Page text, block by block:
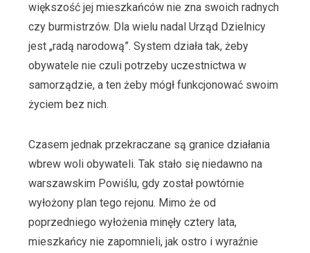
większość jej mieszkańców nie zna swoich radnych
czy burmistrzów. Dla wielu nadal Urząd Dzielnicy
jest „radą narodową”. System działa tak, żeby
obywatele nie czuli potrzeby uczestnictwa w
samorządzie, a ten żeby mógł funkcjonować swoim
życiem bez nich.
Czasem jednak przekraczane są granice działania
wbrew woli obywateli. Tak stało się niedawno na
warszawskim Powiślu, gdy został powtórnie
wyłożony plan tego rejonu. Mimo że od
poprzedniego wyłożenia minęły cztery lata,
mieszkańcy nie zapomnieli, jak ostro i wyraźnie